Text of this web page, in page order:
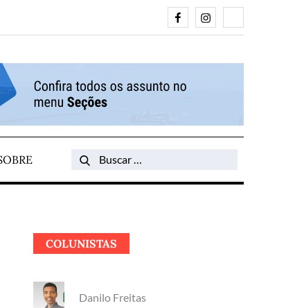
FacebookInstagram
Search
Search
COLUNISTAS
Danilo Freitas